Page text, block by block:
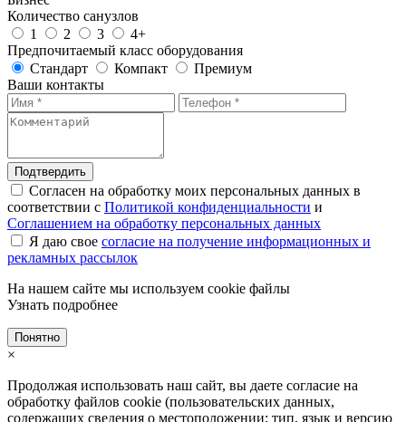
Количество санузлов
1
2 3
4+
Предпочитаемый класс оборудования
Стандарт
Компакт
Премиум
Ваши контакты
Подтвердить
Согласен на обработку моих персональных данных в
соответствии с Политикой конфиденциальности и
Соглашением на обработку персональных данных
Я даю свое согласие на получение информационных и
рекламных рассылок
На нашем сайте мы используем cookie файлы
Узнать подробнее
Понятно
×
Продолжая использовать наш сайт, вы даете согласие на
обработку файлов cookie (пользовательских данных,
содержащих сведения о местоположении; тип, язык и версию